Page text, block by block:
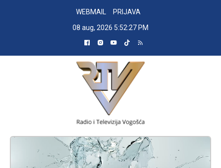
WEBMAIL
PRIJAVA
08 aug, 2026 5:52:28 PM
RADIO TELEVIZIJA VOGOŠĆA